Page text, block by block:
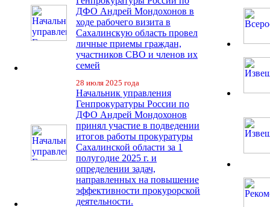
ДФО Андрей Мондохонов в
ходе рабочего визита в
Сахалинскую область провел
личные приемы граждан,
участников СВО и членов их
семей
28 июля 2025 года
Начальник управления
Генпрокуратуры России по
ДФО Андрей Мондохонов
принял участие в подведении
итогов работы прокуратуры
Сахалинской области за 1
полугодие 2025 г. и
определении задач,
направленных на повышение
эффективности прокурорской
деятельности.